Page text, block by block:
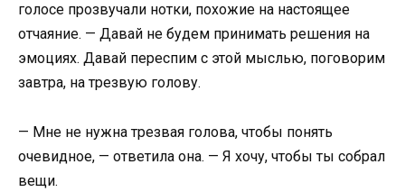
голосе прозвучали нотки, похожие на настоящее
отчаяние. — Давай не будем принимать решения на
эмоциях. Давай переспим с этой мыслью, поговорим
завтра, на трезвую голову.
— Мне не нужна трезвая голова, чтобы понять
очевидное, — ответила она. — Я хочу, чтобы ты собрал
вещи.